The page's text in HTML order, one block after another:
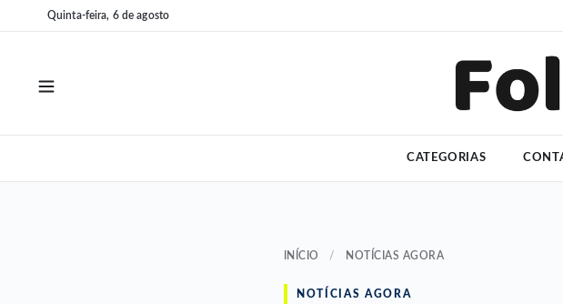
para
para
Quinta-feira, 6 de agosto
CATEGORIAS
INÍCIO / NOTÍCIAS AGORA
NOTÍCIAS AGORA